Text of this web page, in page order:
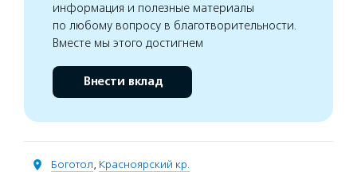
информация и полезные материалы
по любому вопросу в благотворительности.
Вместе мы этого достигнем
Внести вклад
Боготол, Красноярский кр.